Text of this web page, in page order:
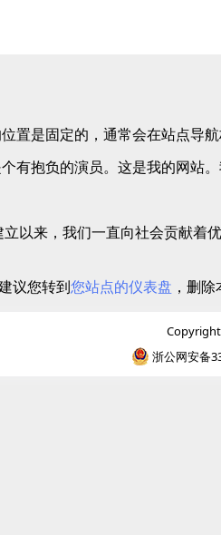
置是固定的，通常会在站点导
有抱负的演员。这是我的网站
以来，我们一直向社会贡献
议您转到您站点的仪表盘 ，删
浙公网安备